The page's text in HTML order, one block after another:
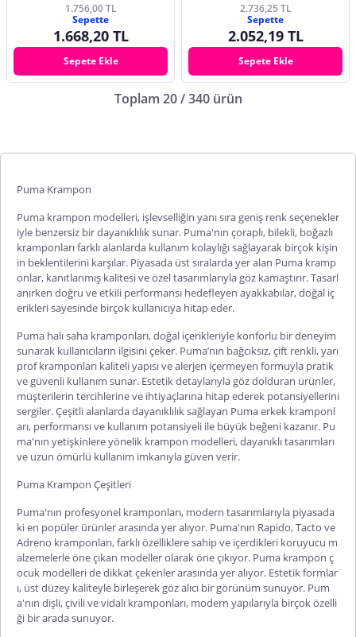
1.756,00 TL
Sepette
1.668,20 TL
Sepete Ekle
2.736,25 TL
Sepette
2.052,19 TL
Sepete Ekle
Toplam 20 / 340 ürün
Puma Krampon
Puma krampon modelleri, işlevselliğin yanı sıra geniş renk seçenekler
iyle benzersiz bir dayanıklılık sunar. Puma'nın çoraplı, bilekli, boğazlı
kramponları farklı alanlarda kullanım kolaylığı sağlayarak birçok kişin
in beklentilerini karşılar. Piyasada üst sıralarda yer alan Puma kramp
onlar, kanıtlanmış kalitesi ve özel tasarımlarıyla göz kamaştırır. Tasarl
anırken doğru ve etkili performansı hedefleyen ayakkabılar, doğal iç
erikleri sayesinde birçok kullanıcıya hitap eder.
Puma halı saha kramponları, doğal içerikleriyle konforlu bir deneyim
sunarak kullanıcıların ilgisini çeker. Puma’nın bağcıksız, çift renkli, yarı
prof kramponları kaliteli yapısı ve alerjen içermeyen formuyla pratik
ve güvenli kullanım sunar. Estetik detaylarıyla göz dolduran ürünler,
müşterilerin tercihlerine ve ihtiyaçlarına hitap ederek potansiyellerini
sergiler. Çeşitli alanlarda dayanıklılık sağlayan Puma erkek kramponl
arı, performansı ve kullanım potansiyeli ile büyük beğeni kazanır. Pu
ma'nın yetişkinlere yönelik krampon modelleri, dayanıklı tasarımları
ve uzun ömürlü kullanım imkanıyla güven verir.
Puma Krampon Çeşitleri
Puma'nın profesyonel kramponları, modern tasarımlarıyla piyasada
ki en popüler ürünler arasında yer alıyor. Puma'nın Rapido, Tacto ve
Adreno kramponları, farklı özelliklere sahip ve içerdikleri koruyucu m
alzemelerle öne çıkan modeller olarak öne çıkıyor. Puma krampon ç
ocuk modelleri de dikkat çekenler arasında yer alıyor. Estetik formlar
ı, üst düzey kaliteyle birleşerek göz alıcı bir görünüm sunuyor. Pum
a'nın dişli, çivili ve vidalı kramponları, modern yapılarıyla birçok özelli
ği bir arada sunuyor.